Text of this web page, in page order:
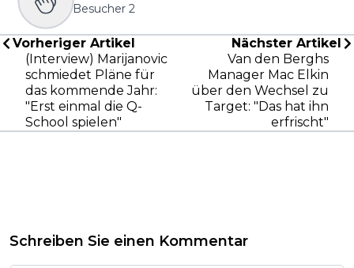
Besucher 2
Vorheriger Artikel
(Interview) Marijanovic
schmiedet Pläne für
das kommende Jahr:
"Erst einmal die Q-
School spielen"
Nächster Artikel
Van den Berghs
Manager Mac Elkin
über den Wechsel zu
Target: "Das hat ihn
erfrischt"
Schreiben Sie einen Kommentar